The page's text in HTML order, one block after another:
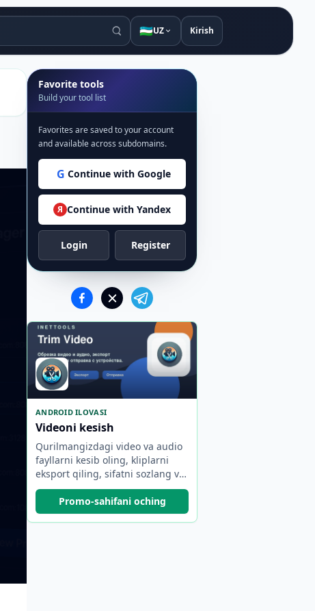
🇺🇿UZ Kirish
Favorite tools
Build your tool list
Favorites are saved to your account
and available across subdomains.
G Continue with Google
Я Continue with Yandex
Login Register
ANDROID ILOVASI
Videoni kesish
Qurilmangizdagi video va audio
fayllarni kesib oling, kliplarni
eksport qiling, sifatni sozlang va
natijani baham ko'ring.
Promo-sahifani oching